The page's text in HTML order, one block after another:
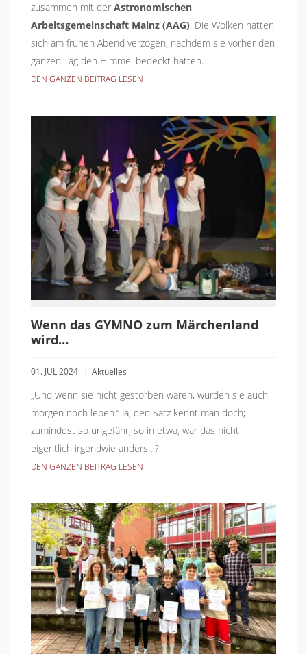
zusammen mit der Astronomischen
Arbeitsgemeinschaft Mainz (AAG). Die Wolken hatten
sich am frühen Abend verzogen, nachdem sie vorher den
ganzen Tag den Himmel bedeckt hatten.
DEN GANZEN BEITRAG LESEN
Wenn das GYMNO zum Märchenland
wird…
01. JUL 2024 Aktuelles
„Und wenn sie nicht gestorben wären, würden sie auch
morgen noch leben.“ Ja, den Satz kennt man doch;
zumindest so ungefähr, so in etwa, war das nicht
eigentlich irgendwie anders…?
DEN GANZEN BEITRAG LESEN